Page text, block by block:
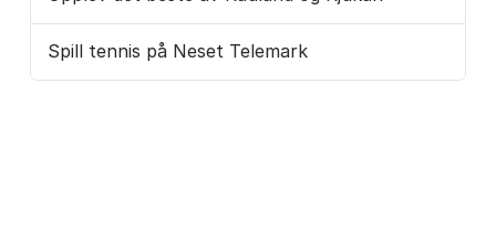
Spill tennis på Neset Telemark